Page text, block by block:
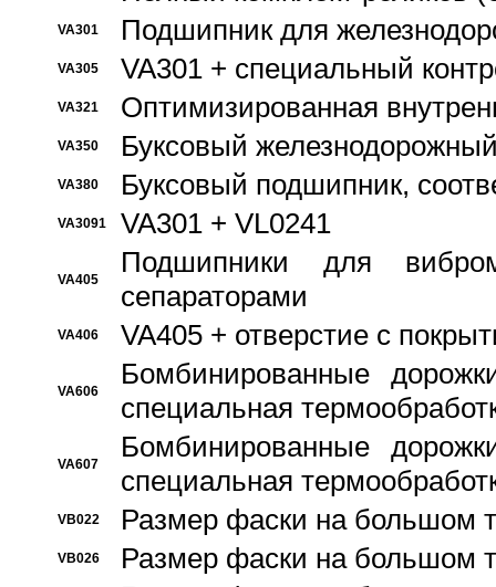
VA301 Подшипник для
VA305 VA301 + специальный
VA321 Оптимизированная
VA350 Буксовый
VA380 Буксовый подшипник,
VA3091 VA301 + VL0241
VA405
Подшипники для
сепараторами
VA406 VA405 + отверстие с
VA606
Бомбинированные
специальная
VA607
Бомбинированные
специальная
VB022 Размер фаски на большом
VB026 Размер фаски на большом